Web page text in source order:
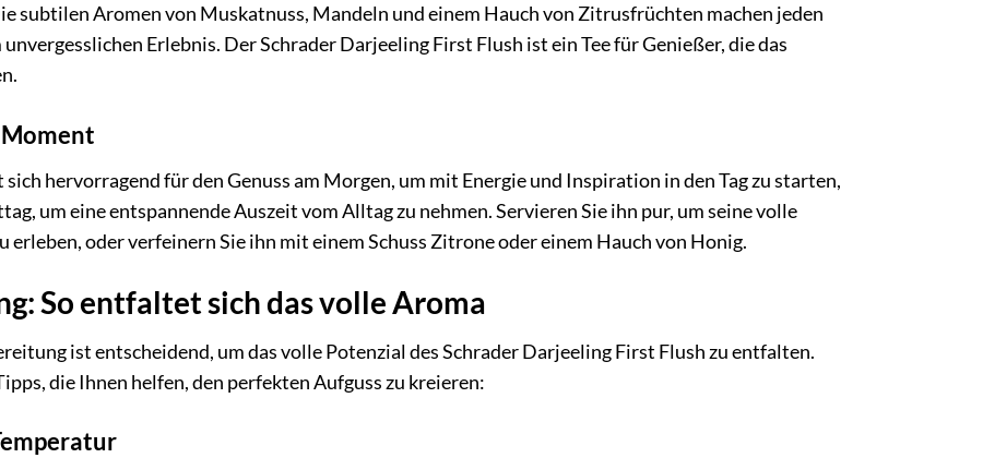
subtilen Aromen von Muskatnuss, Mandeln und einem Hauch von Zitrusfrüchten machen jeden
unvergesslichen Erlebnis. Der Schrader Darjeeling First Flush ist ein Tee für Genießer, die das
sich hervorragend für den Genuss am Morgen, um mit Energie und Inspiration in den Tag zu starten,
um eine entspannende Auszeit vom Alltag zu nehmen. Servieren Sie ihn pur, um seine volle
erleben, oder verfeinern Sie ihn mit einem Schuss Zitrone oder einem Hauch von Honig.
So entfaltet sich das volle Aroma
ist entscheidend, um das volle Potenzial des Schrader Darjeeling First Flush zu entfalten.
die Ihnen helfen, den perfekten Aufguss zu kreieren: